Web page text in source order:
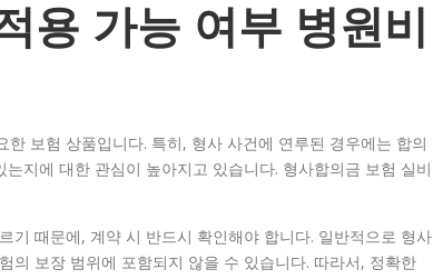
용 가능 여부 병원비
보험 상품입니다. 특히, 형사 사건에 연루된 경우에는 합의
지에 대한 관심이 높아지고 있습니다. 형사합의금 보험 실비
기 때문에, 계약 시 반드시 확인해야 합니다. 일반적으로 형사
의 보장 범위에 포함되지 않을 수 있습니다. 따라서, 정확한